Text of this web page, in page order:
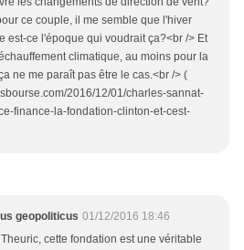
ce couple, il me semble que l'hiver
est-ce l'époque qui voudrait ça?<br /> Et
climatique, au moins pour la
ne me paraît pas être le cas.<br /> (
2016/12/01/charles-sannat-
finance-la-fondation-clinton-et-cest-
geopoliticus 01/12/2016 18:46
cette fondation est une véritable